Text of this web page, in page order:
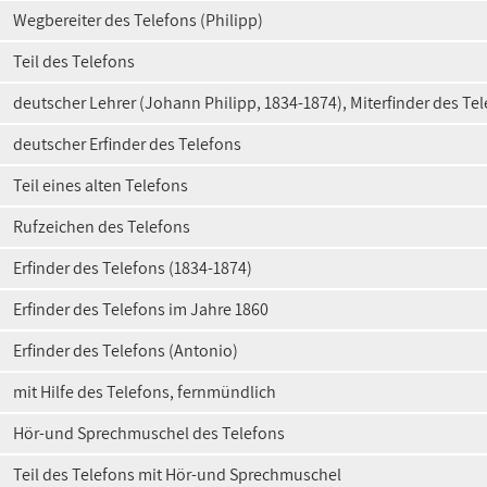
Wegbereiter des Telefons (Philipp)
Teil des Telefons
deutscher Lehrer (Johann Philipp, 1834-1874), Miterfinder des
deutscher Erfinder des Telefons
Teil eines alten Telefons
Rufzeichen des Telefons
Erfinder des Telefons (1834-1874)
Erfinder des Telefons im Jahre 1860
Erfinder des Telefons (Antonio)
mit Hilfe des Telefons, fernmündlich
Hör-und Sprechmuschel des Telefons
Teil des Telefons mit Hör-und Sprechmuschel